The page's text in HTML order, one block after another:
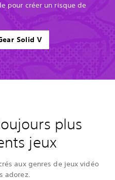
pour créer un risque de
Solid V
plus
jeux
aux genres de jeux vidéo
adorez.